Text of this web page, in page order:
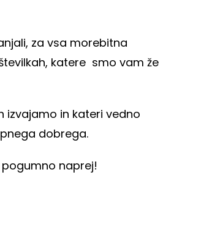
za vsa morebitna
katere smo vam že
izvajamo in kateri vedno
dobrega.
naprej!